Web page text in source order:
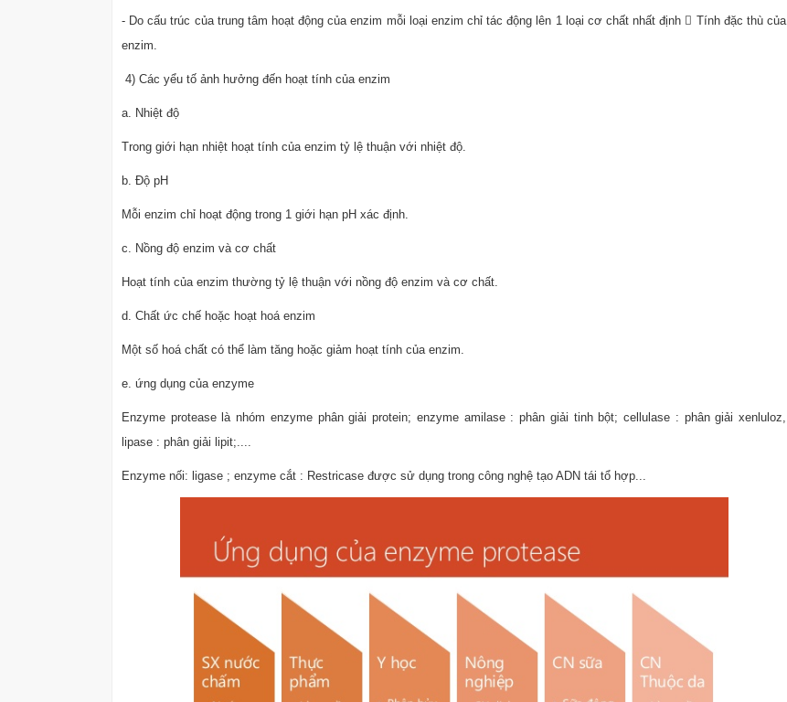
- Do cấu trúc của trung tâm hoạt động của enzim mỗi loại enzim chỉ tác động lên 1 loại cơ chất nhất định  Tính đặc thù của
enzim.
4) Các yểu tố ảnh hưởng đến hoạt tính của enzim
a. Nhiệt độ
Trong giới hạn nhiệt hoạt tính của enzim tỷ lệ thuận với nhiệt độ.
b. Độ pH
Mỗi enzim chỉ hoạt động trong 1 giới hạn pH xác định.
c. Nồng độ enzim và cơ chất
Hoạt tính của enzim thường tỷ lệ thuận với nồng độ enzim và cơ chất.
d. Chất ức chế hoặc hoạt hoá enzim
Một số hoá chất có thể làm tăng hoặc giảm hoạt tính của enzim.
e. ứng dụng của enzyme
Enzyme protease là nhóm enzyme phân giải protein; enzyme amilase : phân giải tinh bột; cellulase : phân giải xenluloz,
lipase : phân giải lipit;....
Enzyme nối: ligase ; enzyme cắt : Restricase được sử dụng trong công nghệ tạo ADN tái tổ hợp...